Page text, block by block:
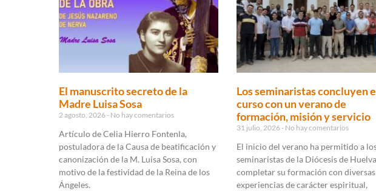
El manuscrito secreto de la
Madre Luisa Sosa
2 agosto, 2026 No hay comentarios
Artículo de Celia Hierro Fontenla,
postuladora de la Causa de beatificación y
canonización de la M. Luisa Sosa, con
motivo de la festividad de la Reina de los
Ángeles.
Los seminaristas concluyen
curso con un verano de
formación, misión y servicio
31 julio, 2026 No hay comentarios
El inicio del verano ha permitido a
seminaristas de la Diócesis de Huelva
completar su formación con diversas
experiencias de carácter espiritual,